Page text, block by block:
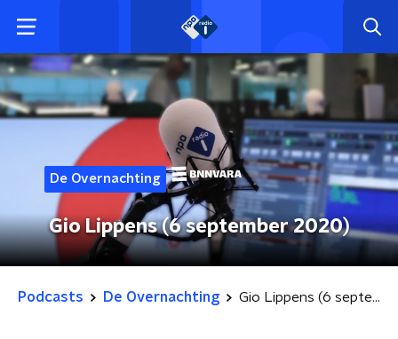
De Overnachting
Gio Lippens (6 september 2020)
Podcasts De Overnachting Gio Lippens (6 september 2020)